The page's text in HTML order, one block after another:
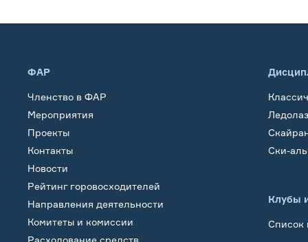
ФАР
Членство в ФАР
Мероприятия
Проекты
Контакты
Новости
Рейтинг горовосходителей
Направления деятельности
Комитеты и комиссии
Расходование средств
Ски-
Клубы
Список